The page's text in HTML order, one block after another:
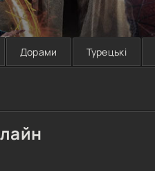
Дорами Турецькі